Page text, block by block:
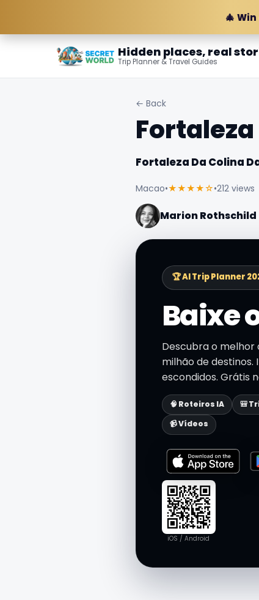
🎄
Hidden places, real
Trip Planner & Travel Guides
← Back
Fortaleza
Fortaleza Da Colina
Macao•★★★★☆•212 views
Marion Rothschild
🏆 AI Trip Planner
Baixe
Descubra o melhor
milhão de destinos.
escondidos. Grátis
🧠 Roteiros IA 🎒
📹 Vídeos
iOS / Android